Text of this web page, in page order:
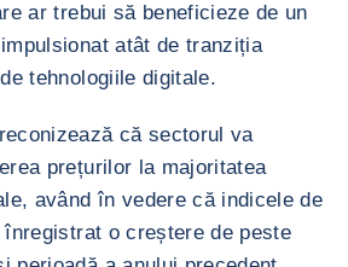
ar trebui să beneficieze de un
atât de tranziția
tehnologiile digitale.
că sectorul va
prețurilor la majoritatea
având în vedere că indicele de
o creștere de peste